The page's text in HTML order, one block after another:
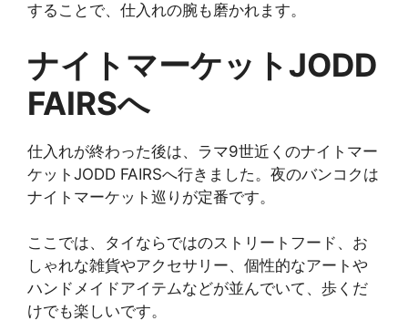
することで、仕入れの腕も磨かれます。
ナイトマーケットJODD
FAIRSへ
仕入れが終わった後は、ラマ9世近くのナイトマー
ケットJODD FAIRSへ行きました。夜のバンコクは
ナイトマーケット巡りが定番です。
ここでは、タイならではのストリートフード、お
しゃれな雑貨やアクセサリー、個性的なアートや
ハンドメイドアイテムなどが並んでいて、歩くだ
けでも楽しいです。